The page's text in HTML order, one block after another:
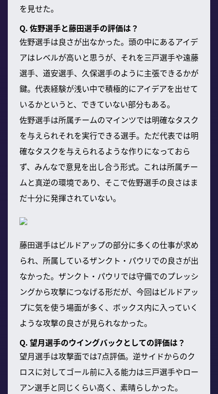
を見せた。
Q. 佐野選手と藤田選手の評価は？
佐野選手は良さが出なかった。頭の中にあるアイデ
アはレベルが高いと思うが、それを三戸選手や遠藤
選手、道安選手、久保選手のように主張できるかが
鍵。代表経験が浅い中で積極的にアイデアを出せて
いるかというと、できていない部分もある。
佐野選手は所属チームのマインツでは明確なタスク
を与えられそれを実行できる選手。ただ代表では明
確なタスクを与えられるような作りになっておら
ず、みんなで意見を出し合う形式。これは所属チー
ムと真逆の環境であり、そこで佐野選手の良さはま
だ十分に発揮されていない。
藤田選手はビルドアップの部分に多くの仕事が求め
られ、所属しているザンクト・パウリでの良さが出
なかった。ザンクト・パウリでは守備でのプレッシ
ングから攻撃につなげる形だが、今回はビルドアッ
プに気を使う場面が多く、ボックス内に入っていく
ような攻撃の良さが見られなかった。
Q. 望月選手のウイングバックとしての評価は？
望月選手は攻撃面では7点評価。逆サイドからのク
ロスに対してゴール前に入る能力は三戸選手やロー
アン選手と同じくらい高く、素晴らしかった。